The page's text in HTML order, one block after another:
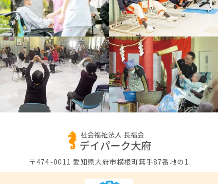
〒474-0011 愛知県大府市横根町箕手87番地の1